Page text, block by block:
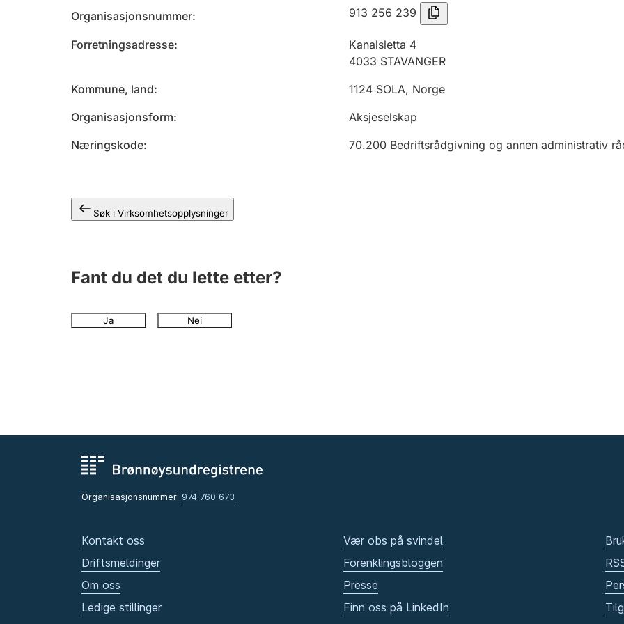
Organisasjonsnummer 913 256 239
Forretningsadresse
Kanalsletta 4
4033 STAVANGER
Kommune, land
1124 SOLA, Norge
Organisasjonsform
Aksjeselskap
Næringskode
70.200 Bedriftsrådgivning og annen administrativ
Søk i Virksomhetsopplysninger
Fant du det du lette etter?
Ja Nei
Organisasjonsnummer: 974 760 673
Kontakt oss
Driftsmeldinger
Om oss
Ledige stillinger
Vær obs på svindel
Forenklingsbloggen
Presse
Finn oss på LinkedIn